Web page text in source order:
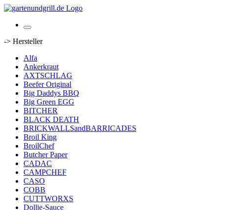
-> Hersteller
Alfa
Ankerkraut
AXTSCHLAG
Beefer Original
Big Daddys BBQ
Big Green EGG
BITCHER
BLACK DEATH
BRICKWALLSandBARRICADES
Broil King
BroilChef
Butcher Paper
CADAC
CAMPCHEF
CASO
COBB
CUTTWORXS
Dollie-Sauce